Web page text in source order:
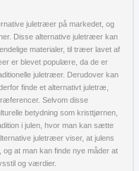
juletræer på markedet, og
Disse alternative juletræer kan
materialer, til træer lavet af
er blevet populære, da de er
juletræer. Derudover kan
finde et alternativt juletræ,
Selvom disse
betydning som kristtjørnen,
i julen, hvor man kan sætte
juletræer viser, at julens
at man kan finde nye måder at
og værdier.